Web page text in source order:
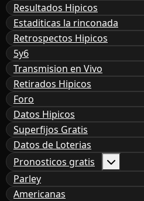
Resultados Hipicos
Estaditicas la rinconada
Retrospectos Hipicos
5y6
Transmision en Vivo
Retirados Hipicos
Foro
Datos Hipicos
Superfijos Gratis
Datos de Loterias
Pronosticos gratis
Parley
Americanas